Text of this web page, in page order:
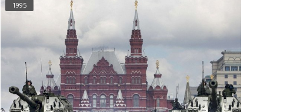
1995